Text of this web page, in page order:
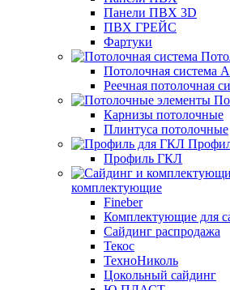
Панели ПВХ 3D
ПВХ ГРЕЙС
Фартуки
Потолочная система
Реечная потолочная
Карнизы потолочные
Плинтуса потолочные
Профиль ГКЛ
комплектующие
Fineber
Комплектующие для
Сайдинг распродажа
Текос
ТехноНиколь
Цокольный сайдинг